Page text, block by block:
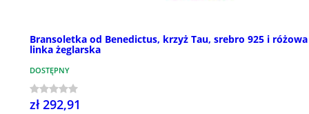
Bransoletka od Benedictus, krzyż Tau, srebro 925 i różowa
linka żeglarska
DOSTĘPNY
zł 292,91